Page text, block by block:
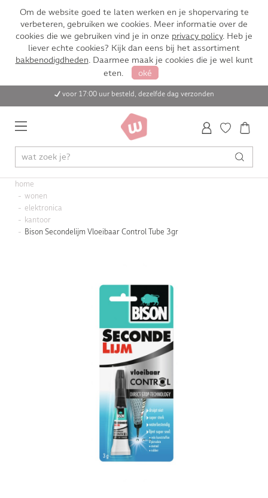
Om de website goed te laten werken en je shopervaring te
verbeteren, gebruiken we cookies. Meer informatie over de
cookies die we gebruiken vind je in onze privacy policy. Heb je
liever echte cookies? Kijk dan eens bij het assortiment
bakbenodigdheden. Daarmee maak je cookies die je wel kunt
eten.
oké
voor 17:00 uur besteld, dezelfde dag verzonden
home
wonen
elektronica
kantoor
Bison Secondelijm Vloeibaar Control Tube 3gr